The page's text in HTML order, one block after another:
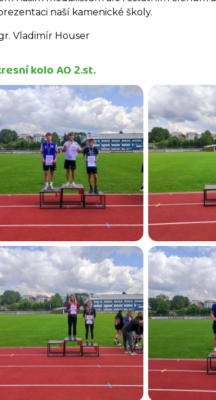
naší kamenické školy.
Vladimír Houser
kolo AO 2.st.